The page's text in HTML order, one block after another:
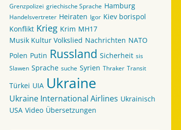
Grenzpolizei griechische Sprache Hamburg
Handelsvertreter Heiraten Igor Kiev borispol
Konflikt Krieg Krim MH17
Musik Kultur Volkslied Nachrichten NATO
Polen Putin Russland Sicherheit sis
Slawen Sprache suche Syrien Thraker Transit
Türkei UIA Ukraine
Ukraine International Airlines Ukrainisch
USA Video Übersetzungen